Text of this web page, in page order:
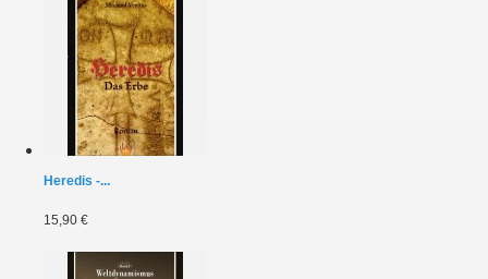
Heredis -...
15,90 €